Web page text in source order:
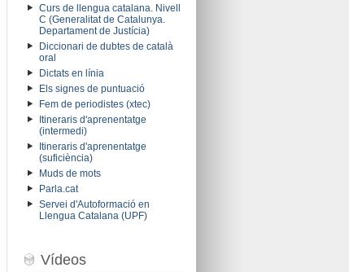
Curs de llengua catalana. Nivell
C (Generalitat de Catalunya.
Departament de Justícia)
Diccionari de dubtes de català
oral
Dictats en línia
Els signes de puntuació
Fem de periodistes (xtec)
Itineraris d'aprenentatge
(intermedi)
Itineraris d'aprenentatge
(suficiència)
Muds de mots
Parla.cat
Servei d'Autoformació en
Llengua Catalana (UPF)
Vídeos